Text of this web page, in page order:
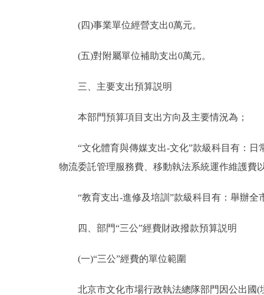
(四)事業單位經營支出0萬元。
(五)對附屬單位補助支出0萬元。
三、主要支出預算説明
本部門預算項目支出方向及主要情況為；
“文化體育與傳媒支出-文化”款級科目有：日
物流委託管理服務費、移動執法系統運作維護費
“教育支出-進修及培訓”款級科目有：舉辦全
四、部門“三公”經費財政撥款預算説明
(一)“三公”經費的單位範圍
北京市文化市場行政執法總隊部門因公出國(